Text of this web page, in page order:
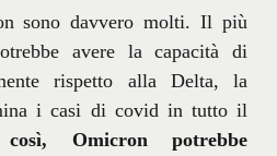
sono davvero molti. Il più
avere la capacità di
rispetto alla Delta, la
i casi di covid in tutto il
Omicron potrebbe